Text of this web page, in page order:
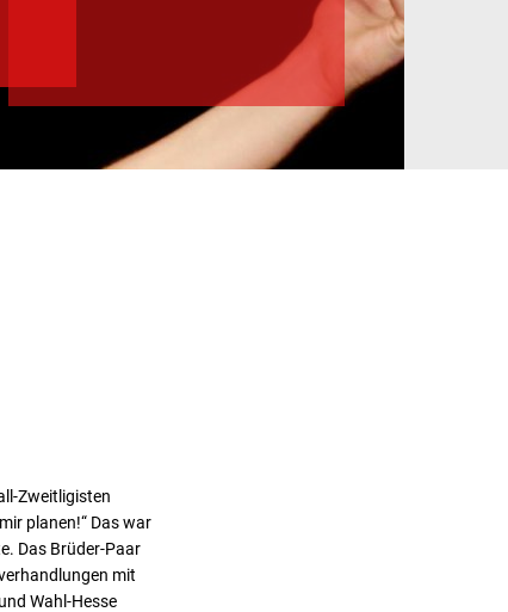
Zweitligisten
planen!“ Das war
Das Brüder-Paar
mit
Wahl-Hesse